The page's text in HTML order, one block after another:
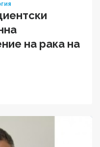
на рака на